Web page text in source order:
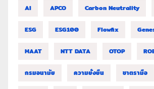
AI APCO Carbon Neutrality
ESG ESG100 Flowfix
MAAT NTT DATA OTOP
กรมอนามัย ความยั่งยืน ชาตรามือ